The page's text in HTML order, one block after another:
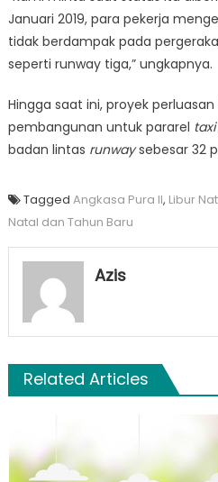
Januari 2019, para pekerja
tidak berdampak pada
seperti runway tiga,” ungkapnya.
Hingga saat ini, proyek
pembangunan untuk pararel
badan lintas runwaysebesar 32
Tagged Angkasa Pura II, Libur
Natal dan Tahun Baru
Azis
Related Articles